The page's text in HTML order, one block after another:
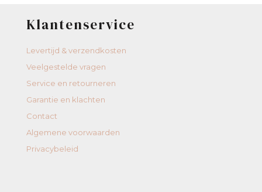
Klantenservice
Levertijd & verzendkosten
Veelgestelde vragen
Service en retourneren
Garantie en klachten
Contact
Algemene voorwaarden
Privacybeleid